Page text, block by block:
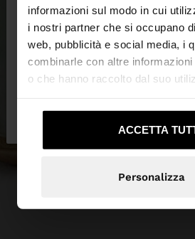
informazioni sul modo in cui
i nostri partner che si occupano
web, pubblicità e social media, i
combinarle con altre
o che hanno raccolto dal suo
ACCETTA
Personalizza
Stai accedendo al sito da Italia.
nostro sito United States?